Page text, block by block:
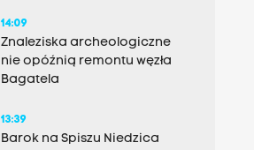
14:09
Znaleziska archeologiczne
nie opóźnią remontu węzła
Bagatela
13:39
Barok na Spiszu Niedzica